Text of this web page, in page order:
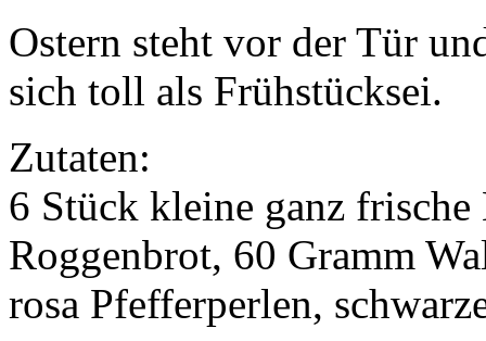
Ostern steht vor der Tür
sich toll als Frühstücksei.
Zutaten:
6 Stück kleine ganz
Roggenbrot, 60 Gramm
rosa Pfefferperlen,